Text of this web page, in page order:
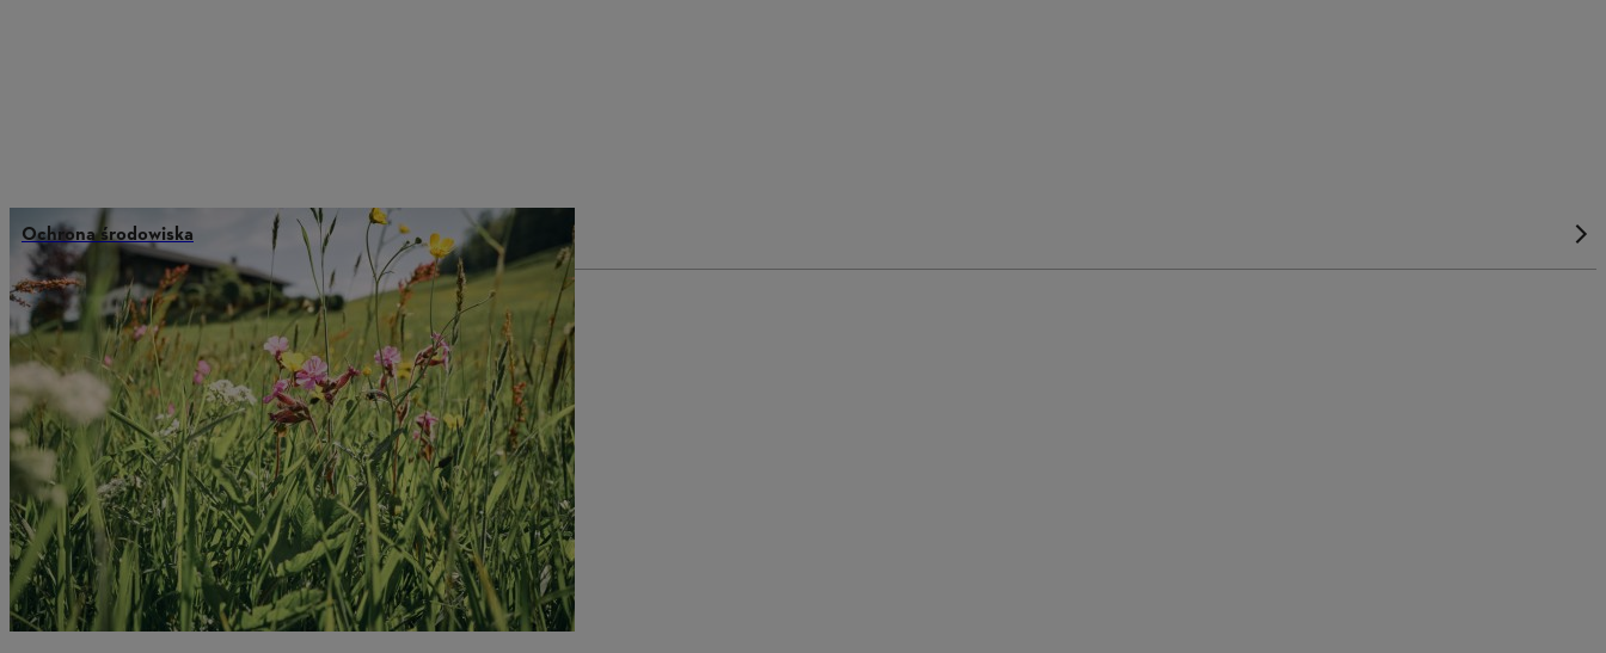
Ochrona środowiska